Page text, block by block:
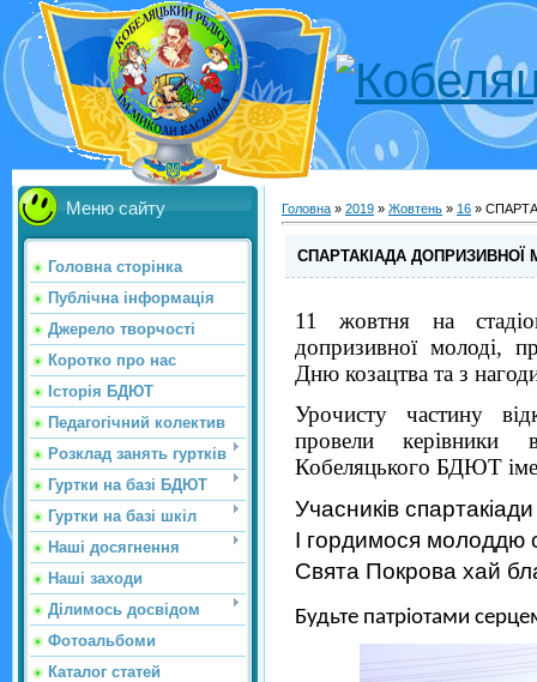
Меню сайту
Головна сторінка
Публічна інформація
Джерело творчості
Коротко про нас
Історія БДЮТ
Педагогічний колектив
Розклад занять гуртків
Гуртки на базі БДЮТ
Гуртки на базі шкіл
Наші досягнення
Наші заходи
Ділимось досвідом
Фотоальбоми
Каталог статей
Головна » 2019 » Жовтень » 16 »
СПАРТАКІАДА ДОПРИЗИВНОЇ
11 жовтня на
допризивної молоді,
Дню козацтва та з
Урочисту частину
провели керівники
Кобеляцького БДЮТ
Учасників
І гордимося молоддю
Свята Покрова хай
Будьте патріотами